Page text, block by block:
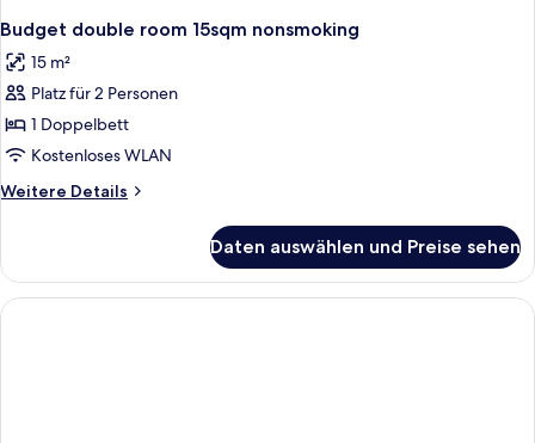
Budget double room 15sqm nonsmoking
15 m²
Platz für 2 Personen
1 Doppelbett
Kostenloses WLAN
Weitere Details
Weitere
double
room
15sqm
Daten auswählen und Preise sehen